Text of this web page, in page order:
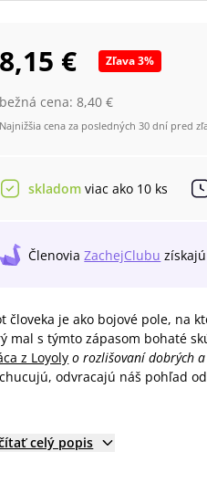
8,15 € Zľava3%
bežná cena:8,40 €
Najnižšia cena za posledných 30 dní pred
skladom viac ako 10 ks
Členovia ZachejClubu získajú
človeka je ako bojové pole, na
mal s týmto zápasom bohaté
z Loyoly o rozlišovaní dobrých
odvracajú náš pohľad
celý popis